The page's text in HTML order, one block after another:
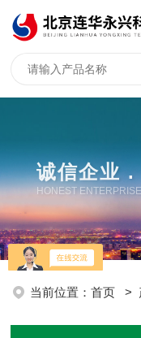
诚信企业 .
HONEST
当前位置：首页 >